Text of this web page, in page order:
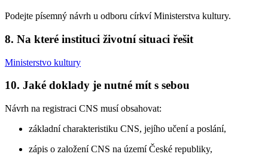
Podejte písemný návrh u odboru církví Ministerstva kultury.
8. Na které instituci životní situaci řešit
Ministerstvo kultury
10. Jaké doklady je nutné mít s sebou
Návrh na registraci CNS musí obsahovat:
základní charakteristiku CNS, jejího učení a poslání,
zápis o založení CNS na území České republiky,